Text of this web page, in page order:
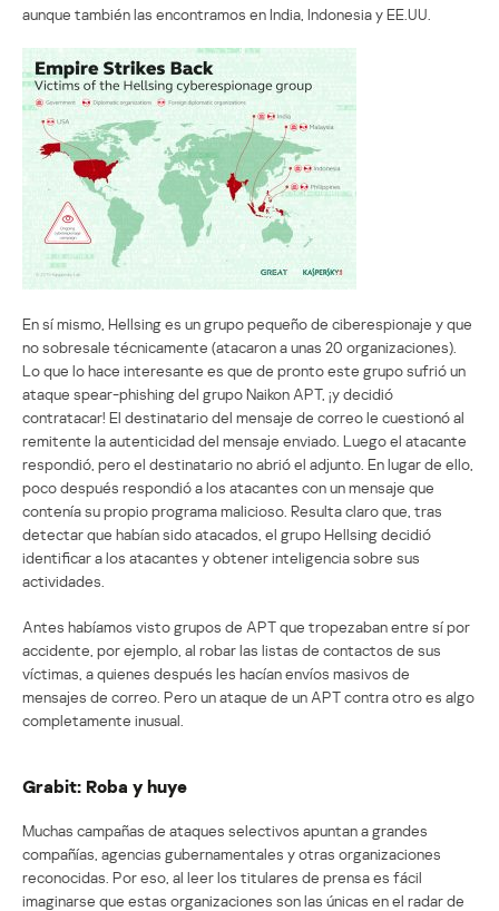
aunque también las encontramos en India, Indonesia y EE.UU.
En sí mismo, Hellsing es un grupo pequeño de ciberespionaje y que
no sobresale técnicamente (atacaron a unas 20 organizaciones).
Lo que lo hace interesante es que de pronto este grupo sufrió un
ataque spear-phishing del grupo Naikon APT, ¡y decidió
contratacar! El destinatario del mensaje de correo le cuestionó al
remitente la autenticidad del mensaje enviado. Luego el atacante
respondió, pero el destinatario no abrió el adjunto. En lugar de ello,
poco después respondió a los atacantes con un mensaje que
contenía su propio programa malicioso. Resulta claro que, tras
detectar que habían sido atacados, el grupo Hellsing decidió
identificar a los atacantes y obtener inteligencia sobre sus
actividades.
Antes habíamos visto grupos de APT que tropezaban entre sí por
accidente, por ejemplo, al robar las listas de contactos de sus
víctimas, a quienes después les hacían envíos masivos de
mensajes de correo. Pero un ataque de un APT contra otro es algo
completamente inusual.
Grabit: Roba y huye
Muchas campañas de ataques selectivos apuntan a grandes
compañías, agencias gubernamentales y otras organizaciones
reconocidas. Por eso, al leer los titulares de prensa es fácil
imaginarse que estas organizaciones son las únicas en el radar de